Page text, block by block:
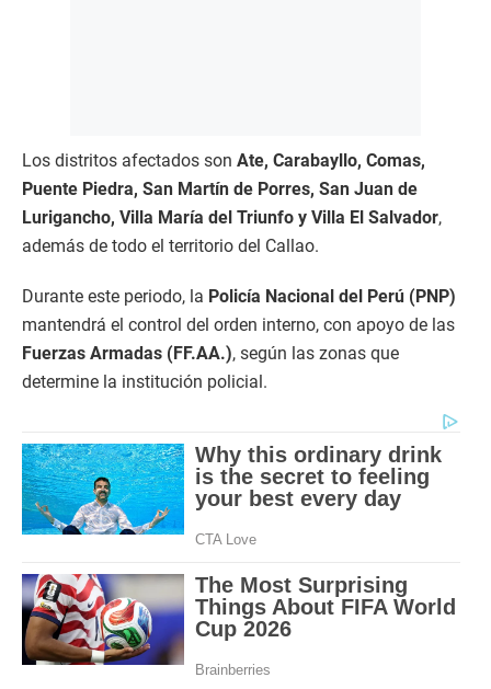
Los distritos afectados son Ate, Carabayllo, Comas,
Puente Piedra, San Martín de Porres, San Juan de
Lurigancho, Villa María del Triunfo y Villa El Salvador,
además de todo el territorio del Callao.
Durante este periodo, la Policía Nacional del Perú (PNP)
mantendrá el control del orden interno, con apoyo de las
Fuerzas Armadas (FF.AA.), según las zonas que
determine la institución policial.